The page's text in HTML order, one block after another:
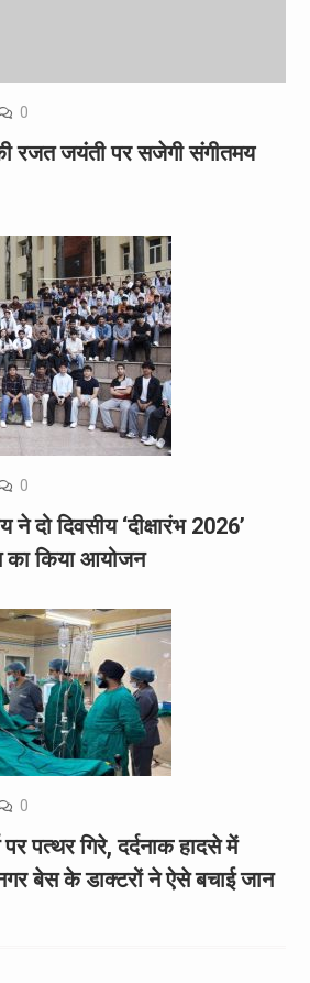
0
रजत जयंती पर सजेगी संगीतमय
0
ने दो दिवसीय ‘दीक्षारंभ 2026’
का किया आयोजन
0
पर पत्थर गिरे, दर्दनाक हादसे में
बेस के डाक्टरों ने ऐसे बचाई जान